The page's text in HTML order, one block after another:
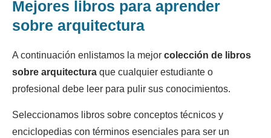
Mejores libros para aprender
sobre arquitectura
A continuación enlistamos la mejor colección de libros
sobre arquitectura que cualquier estudiante o
profesional debe leer para pulir sus conocimientos.
Seleccionamos libros sobre conceptos técnicos y
enciclopedias con términos esenciales para ser un